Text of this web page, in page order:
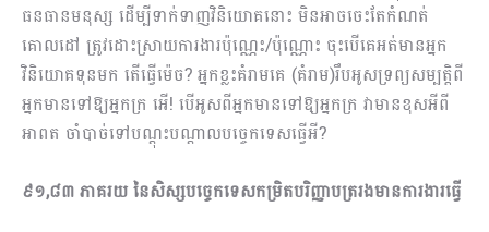
ធនធានមនុស្ស ដើម្បីទាក់ទាញវិនិយោគនោះ មិនអាចចេះតែកំណត់
គោលដៅ ត្រូវដោះស្រាយការងារប៉ុណ្ណេះ​/ប៉ុណ្ណោះ ចុះបើគេអត់មានអ្នក
វិនិយោគទុនមក តើធ្វើម៉េច? អ្នកខ្លះគំរាមគេ (គំរាម)រឹបអូសទ្រព្យសម្បត្តិពី
អ្នកមានទៅឱ្យអ្នកក្រ អើ! បើអូសពីអ្នកមានទៅឱ្យអ្នកក្រ វាមានខុសអីពី
អាពត ចាំបាច់ទៅបណ្ដុះបណ្ដាលបច្ចេកទេសធ្វើអី?
៩១,៨៣ ភាគរយ នៃសិស្សបច្ចេកទេសកម្រិតបរិញ្ញាបត្ររងមានការងារធ្វើ